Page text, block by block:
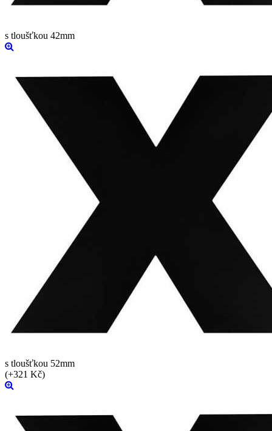
s tloušťkou 42mm
s tloušťkou 52mm
(+321 Kč)